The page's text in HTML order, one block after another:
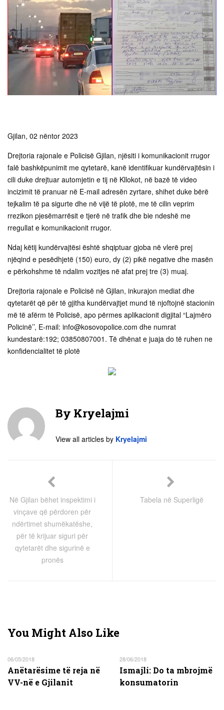
Gjilan, 02 nëntor 2023
Drejtoria rajonale e Policisë Gjilan, njësiti i komunikacionit rrugor
falë bashkëpunimit me qytetarë, kanë identifikuar kundërvajtësin i
cili duke drejtuar automjetin e tij në Kllokot, në bazë të video
incizimit të pranuar në E-mail adresën zyrtare, shihet duke bërë
tejkalim të pa sigurte dhe në vijë të plotë, me të cilin veprim
rrezikon pjesëmarrësit e tjerë në trafik dhe bie ndeshë me
rregullat e komunikacionit rrugor.
Ndaj këtij kundërvajtësi është shqiptuar gjoba në vlerë prej
njëqind e pesëdhjetë (150) euro, dy (2) pikë negative dhe masën
e përkohshme të ndalim vozitjes në afat prej tre (3) muaj.
Drejtoria rajonale e Policisë në Gjilan, inkurajon mediat dhe
qytetarët që për të gjitha kundërvajtjet mund të njoftojnë stacionin
më të afërm të Policisë, apo përmes aplikacionit digjital “Lajmëro
Policinë’’, E-mail: info@kosovopolice.com dhe numrat
kundestarë:192; 03850807001. Të dhënat e juaja do të ruhen ne
konfidencialitet të plotë
By Kryelajmi
View all articles by Kryelajmi
Në Gjilan bëhet inspektimi i
vinçave që përdoren për
ndërtimet shumëkatëshe,
për të krijuar siguri për
qytetarët dhe sigurinë e
pronës
Tabela në Superligë
You Might Also Like
06/05/2018
Anëtarësime të reja në
VV-në e Gjilanit
28/06/2018
Ismajli: Do ta mbrojmë
konsumatorin